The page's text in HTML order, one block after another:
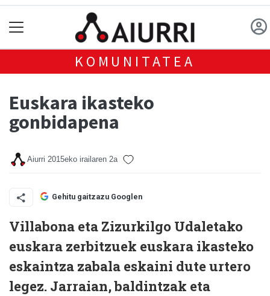
KOMUNITATEA
Euskara ikasteko
gonbidapena
Aiurri 2015eko irailaren 2a
Gehitu gaitzazu Googlen
Villabona eta Zizurkilgo Udaletako
euskara zerbitzuek euskara ikasteko
eskaintza zabala eskaini dute urtero
legez. Jarraian, baldintzak eta